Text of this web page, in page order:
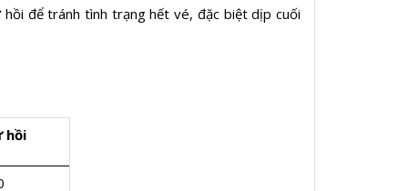
để tránh tình trạng hết vé, đặc biệt dịp cuối
hồi